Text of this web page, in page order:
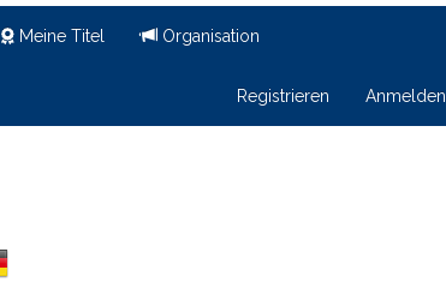
Meine Titel Organisation
Registrieren Anmelden